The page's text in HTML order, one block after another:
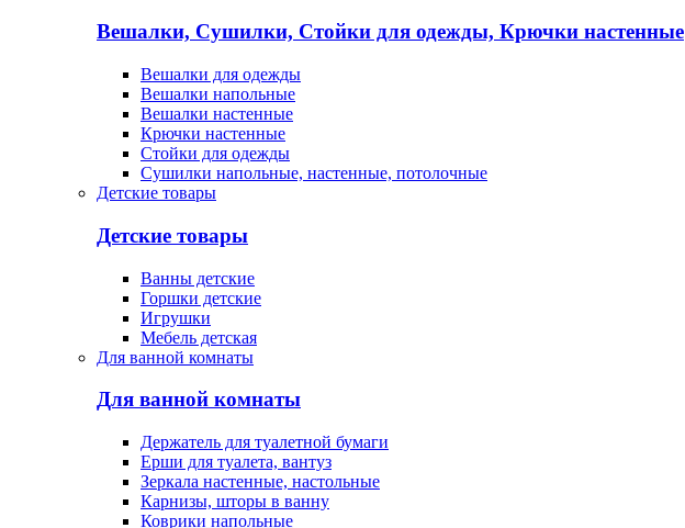
Вешалки, Сушилки, Стойки для одежды, Крючки настенные
Вешалки для одежды
Вешалки напольные
Вешалки настенные
Крючки настенные
Стойки для одежды
Сушилки напольные, настенные, потолочные
Детские товары
Детские товары
Ванны детские
Горшки детские
Игрушки
Мебель детская
Для ванной комнаты
Для ванной комнаты
Держатель для туалетной бумаги
Ерши для туалета, вантуз
Зеркала настенные, настольные
Карнизы, шторы в ванну
Коврики напольные